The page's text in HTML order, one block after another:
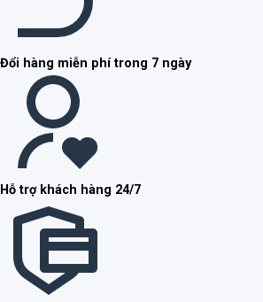
Đổi hàng miễn phí trong 7 ngày
Hỗ trợ khách hàng 24/7